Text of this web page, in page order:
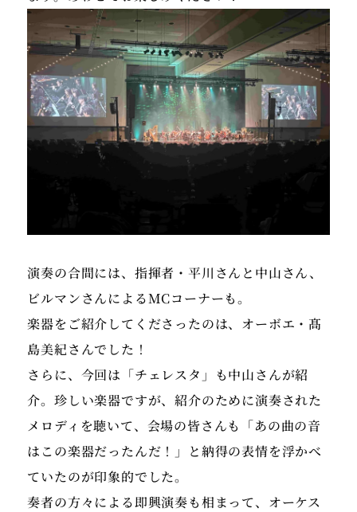
演奏の合間には、指揮者・平川さんと中山さん、
ビルマンさんによるMCコーナーも。
楽器をご紹介してくださったのは、オーボエ・髙
島美紀さんでした！
さらに、今回は「チェレスタ」も中山さんが紹
介。珍しい楽器ですが、紹介のために演奏された
メロディを聴いて、会場の皆さんも「あの曲の音
はこの楽器だったんだ！」と納得の表情を浮かべ
ていたのが印象的でした。
奏者の方々による即興演奏も相まって、オーケス